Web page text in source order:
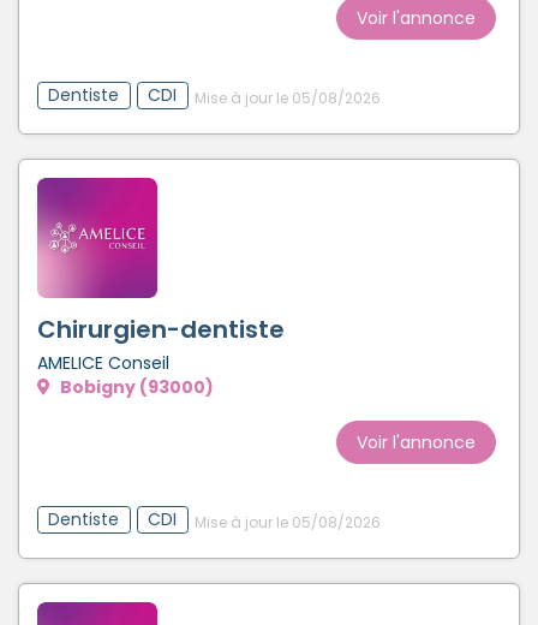
Voir l'annonce
Dentiste CDI Mise à jour le 05/08/2026
Chirurgien-dentiste
AMELICE Conseil
Bobigny (93000)
Voir l'annonce
Dentiste CDI Mise à jour le 05/08/2026